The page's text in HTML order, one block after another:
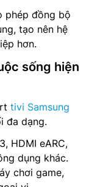
phép đồng bộ
tạo nên hệ
hơn.
sống hiện
tivi Samsung
đa dạng.
HDMI eARC,
dụng khác.
chơi game,